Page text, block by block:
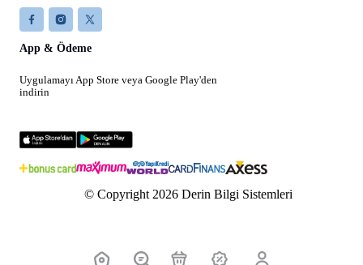
App & Ödeme
Uygulamayı App Store veya Google Play'den
indirin
© Copyright 2026 Derin Bilgi Sistemleri